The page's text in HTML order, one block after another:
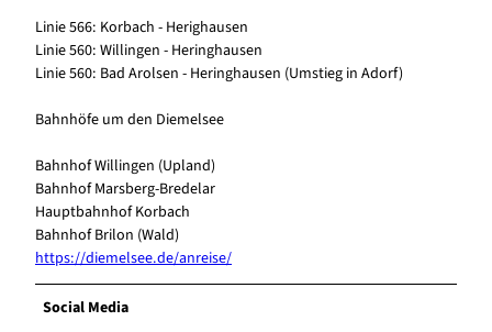
Linie 566: Korbach - Herighausen
Linie 560: Willingen - Heringhausen
Linie 560: Bad Arolsen - Heringhausen (Umstieg in Adorf)
Bahnhöfe um den Diemelsee
Bahnhof Willingen (Upland)
Bahnhof Marsberg-Bredelar
Hauptbahnhof Korbach
Bahnhof Brilon (Wald)
https://diemelsee.de/anreise/
Social Media